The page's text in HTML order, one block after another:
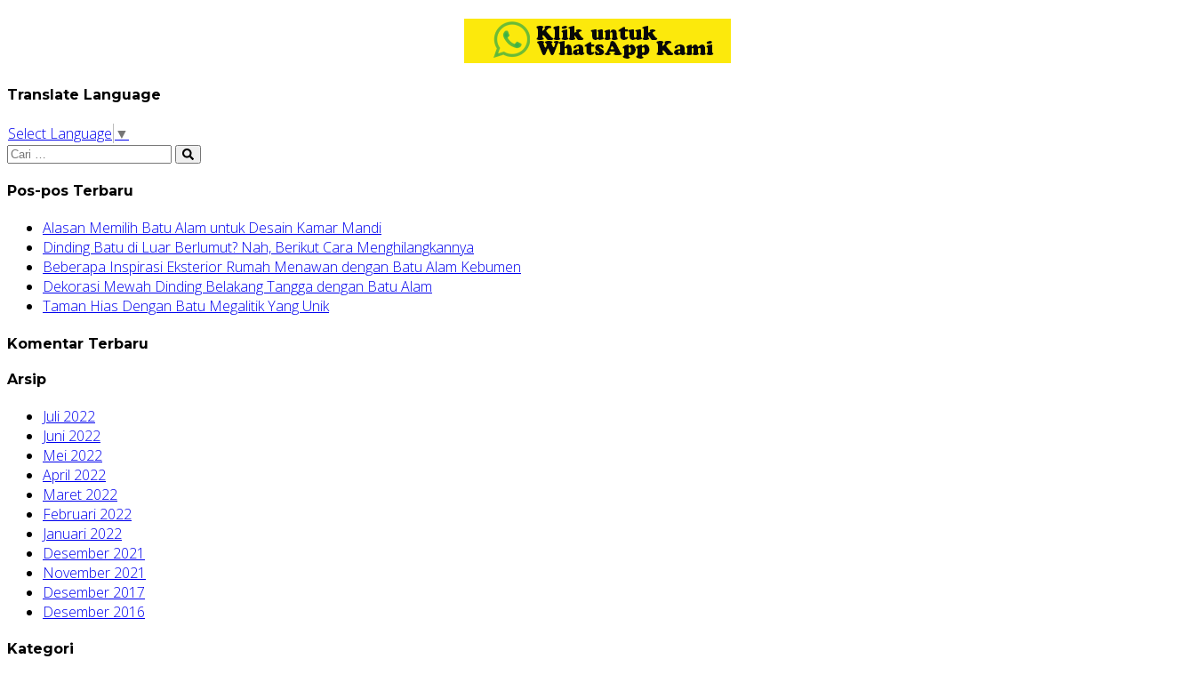
Translate Language
Select Language ▼
Pos-pos Terbaru
Alasan Memilih Batu Alam untuk Desain Kamar Mandi
Dinding Batu di Luar Berlumut? Nah, Berikut Cara Menghilangkannya
Beberapa Inspirasi Eksterior Rumah Menawan dengan Batu Alam Kebumen
Dekorasi Mewah Dinding Belakang Tangga dengan Batu Alam
Taman Hias Dengan Batu Megalitik Yang Unik
Komentar Terbaru
Arsip
Juli 2022
Juni 2022
Mei 2022
April 2022
Maret 2022
Februari 2022
Januari 2022
Desember 2021
November 2021
Desember 2017
Desember 2016
Kategori